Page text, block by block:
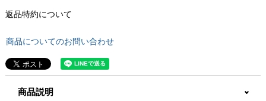
返品特約について
商品についてのお問い合わせ
商品説明